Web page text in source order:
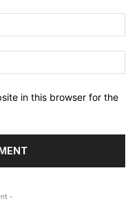
in this browser for the
-